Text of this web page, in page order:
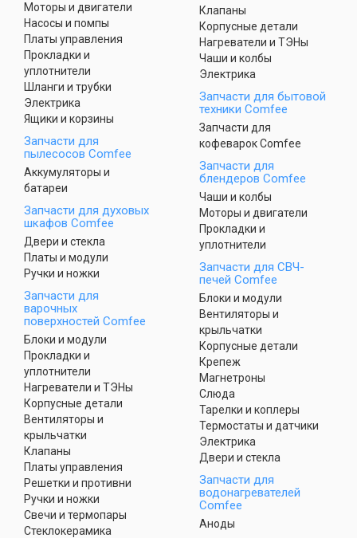
Моторы и двигатели
Насосы и помпы
Платы управления
Прокладки и
уплотнители
Шланги и трубки
Электрика
Ящики и корзины
Запчасти для
пылесосов Comfee
Аккумуляторы и
батареи
Запчасти для духовых
шкафов Comfee
Двери и стекла
Платы и модули
Ручки и ножки
Запчасти для
варочных
поверхностей Comfee
Блоки и модули
Прокладки и
уплотнители
Нагреватели и ТЭНы
Корпусные детали
Вентиляторы и
крыльчатки
Клапаны
Платы управления
Решетки и противни
Ручки и ножки
Свечи и термопары
Стеклокерамика
Клапаны
Корпусные детали
Нагреватели и ТЭНы
Чаши и колбы
Электрика
Запчасти для бытовой
техники Comfee
Запчасти для
кофеварок Comfee
Запчасти для
блендеров Comfee
Чаши и колбы
Моторы и двигатели
Прокладки и
уплотнители
Запчасти для СВЧ-
печей Comfee
Блоки и модули
Вентиляторы и
крыльчатки
Корпусные детали
Крепеж
Магнетроны
Слюда
Тарелки и коплеры
Термостаты и датчики
Электрика
Двери и стекла
Запчасти для
водонагревателей
Comfee
Аноды